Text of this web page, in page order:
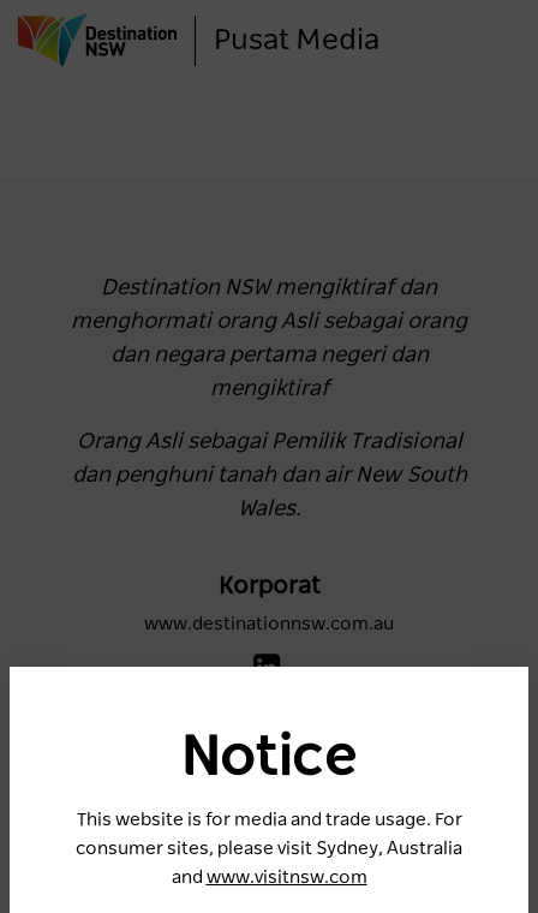
ke
Pusat Media
Notice
This website is for media and trade usage. For
consumer sites, please visit Sydney, Australia
and www.visitnsw.com
Destination NSW mengiktiraf dan
menghormati orang Asli sebagai orang
dan negara pertama negeri dan
mengiktiraf
Orang Asli sebagai Pemilik Tradisional
dan penghuni tanah dan air New South
Wales.
Korporat
www.destinationnsw.com.au
NSW
www.visitnsw.com